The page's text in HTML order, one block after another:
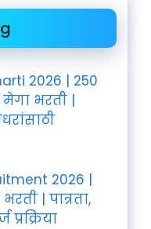
2026 | 250
मेगा भरती |
2026 |
| पात्रता,
प्रक्रिया